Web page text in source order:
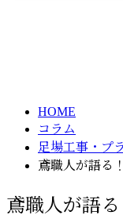
HOME
コラム
足場工事・プ
鳶職人が語る
鳶職人が語